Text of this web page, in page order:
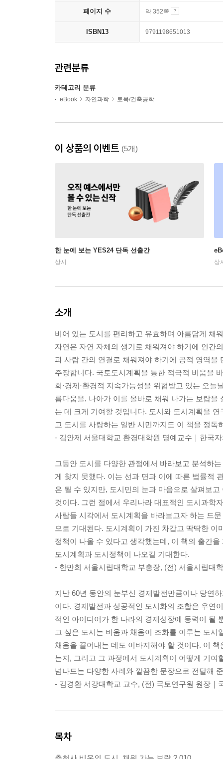
페이지 수 약 352쪽
ISBN13 9791198651013
관련분류
카테고리 분류
eBook 자연과학 토목/건축공학
이 상품의 이벤트 (5개)
한 눈에 보는 YES24 단독 선출간
상시 상
소개
비어 있는 도시를 편리하고 유효하며 아름답게 채
자연은 자연 자체의 생기로 채워져야 하기에 인간
과 사람 간의 연결로 채워져야 하기에 공적 영역
주장합니다. 국토도시계획을 통한 적극적 비움을
회·경제·환경적 지속가능성을 위협받고 있는 오
름다움을, 나아가 이를 올바로 채워 나가는 보람
는 데 크게 기여할 것입니다. 도시와 도시계획을
고 도시를 사랑하는 일반 시민까지도 이 책을 정독
- 김안제 서울대학교 환경대학원 명예교수｜한국
그동안 도시를 다양한 관점에서 바라보고 분석하
게 찾지 못했다. 이는 선과 면과 이에 따른 법률적
은 될 수 있지만, 도시민의 눈과 마음으로 살펴보
것이다. 그런 점에서 우리나라 대표적인 도시과학
사람들 시각에서 도시계획을 바라보고자 하는 드
으로 기대된다. 도시계획이 가진 차갑고 딱딱한
정책이 나올 수 있다고 생각했는데, 이 책의 출간
도시계획과 도시정책이 나오길 기대한다.
- 한만희 서울시립대학교 부총장, (전) 서울시립대
지난 60년 동안의 눈부신 경제발전만큼이나 당연
이다. 경제발전과 성공적인 도시화의 조합은 우연
적인 아이디어가 한 나라의 경제성장에 동력이 될
고 싶은 도시는 비움과 채움이 조화를 이루는 도
채움을 끌어내는 데도 이바지해야 할 것이다. 이
는지, 그리고 그 과정에서 도시계획이 어떻게 기
넘나드는 다양한 사례와 깔끔한 문장으로 전달해
- 김경환 서강대학교 교수, (전) 국토연구원 원장｜
목차